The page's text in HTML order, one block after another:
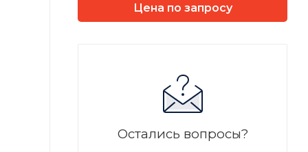
Цена по запросу
Остались вопросы?